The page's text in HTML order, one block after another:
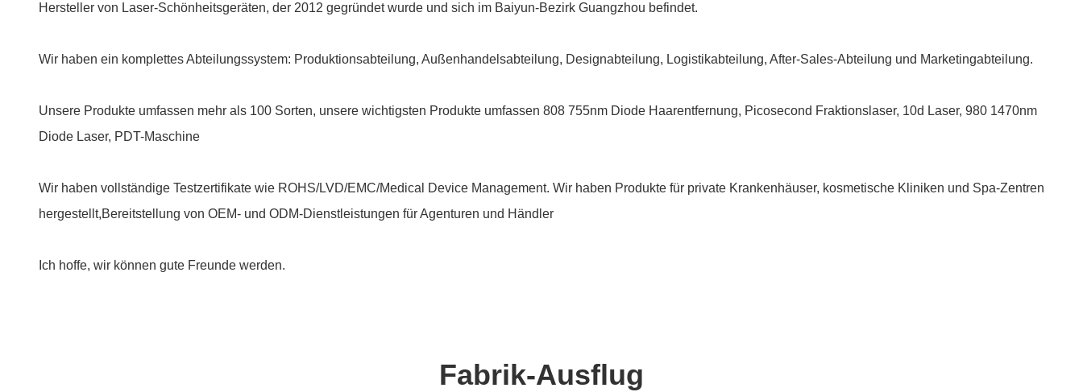
Hersteller von Laser-Schönheitsgeräten, der 2012 gegründet wurde und sich im Baiyun-Bezirk Guangzhou befindet.
Wir haben ein komplettes Abteilungssystem: Produktionsabteilung, Außenhandelsabteilung, Designabteilung, Logistikabteilung, After-Sales-Abteilung und Marketingabteilung.
Unsere Produkte umfassen mehr als 100 Sorten, unsere wichtigsten Produkte umfassen 808 755nm Diode Haarentfernung, Picosecond Fraktionslaser, 10d Laser, 980 1470nm
Diode Laser, PDT-Maschine
Wir haben vollständige Testzertifikate wie ROHS/LVD/EMC/Medical Device Management. Wir haben Produkte für private Krankenhäuser, kosmetische Kliniken und Spa-Zentren
hergestellt,Bereitstellung von OEM- und ODM-Dienstleistungen für Agenturen und Händler
Ich hoffe, wir können gute Freunde werden.
Fabrik-Ausflug